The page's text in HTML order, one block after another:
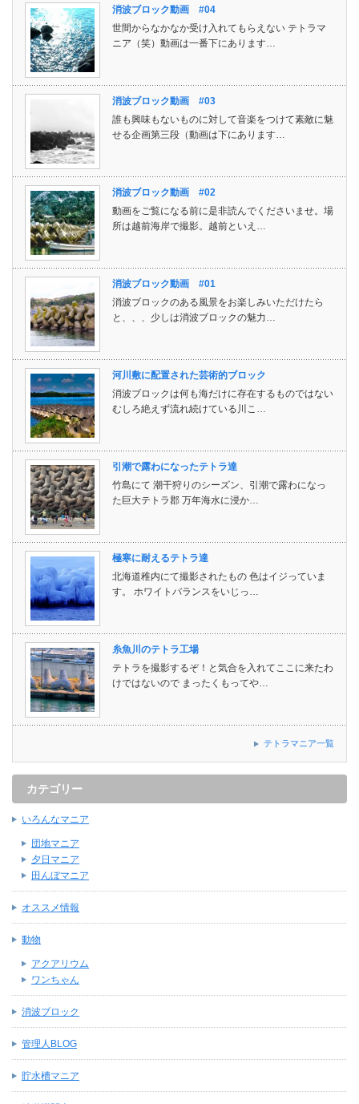
消波ブロック動画 #04
世間からなかなか受け入れてもらえない テトラマ
ニア（笑）動画は一番下にあります…
消波ブロック動画 #03
誰も興味もないものに対して音楽をつけて素敵に魅
せる企画第三段（動画は下にあります…
消波ブロック動画 #02
動画をご覧になる前に是非読んでくださいませ。場
所は越前海岸で撮影。越前といえ…
消波ブロック動画 #01
消波ブロックのある風景をお楽しみいただけたら
と、、、少しは消波ブロックの魅力…
河川敷に配置された芸術的ブロック
消波ブロックは何も海だけに存在するものではない
むしろ絶えず流れ続けている川こ…
引潮で露わになったテトラ達
竹島にて 潮干狩りのシーズン、引潮で露わになっ
た巨大テトラ郡 万年海水に浸か…
極寒に耐えるテトラ達
北海道稚内にて撮影されたもの 色はイジっていま
す。 ホワイトバランスをいじっ…
糸魚川のテトラ工場
テトラを撮影するぞ！と気合を入れてここに来たわ
けではないので まったくもってや…
テトラマニア一覧
カテゴリー
いろんなマニア
団地マニア
夕日マニア
田んぼマニア
オススメ情報
動物
アクアリウム
ワンちゃん
消波ブロック
管理人BLOG
貯水槽マニア